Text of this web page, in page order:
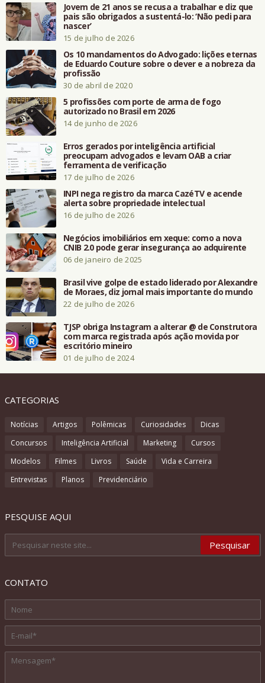
Jovem de 21 anos se recusa a trabalhar e diz que
pais são obrigados a sustentá-lo: ‘Não pedi para
nascer’
15 de julho de 2026
Os 10 mandamentos do Advogado: lições eternas
de Eduardo Couture sobre o dever e a nobreza da
profissão
30 de abril de 2020
5 profissões com porte de arma de fogo
autorizado no Brasil em 2026
14 de junho de 2026
Erros gerados por inteligência artificial
preocupam advogados e levam OAB a criar
ferramenta de verificação
17 de julho de 2026
INPI nega registro da marca CazéTV e acende
alerta sobre propriedade intelectual
16 de julho de 2026
Negócios imobiliários em xeque: como a nova
CNIB 2.0 pode gerar insegurança ao adquirente
06 de janeiro de 2025
Brasil vive golpe de estado liderado por Alexandre
de Moraes, diz jornal mais importante do mundo
22 de julho de 2026
TJSP obriga Instagram a alterar @ de Construtora
com marca registrada após ação movida por
escritório mineiro
01 de julho de 2024
CATEGORIAS
Notícias Artigos Polêmicas Curiosidades
Dicas
Concursos
Inteligência Artificial Marketing
Cursos
Modelos
Filmes Livros Saúde
Vida e Carreira
Entrevistas
Planos Previdenciário
PESQUISE AQUI
CONTATO